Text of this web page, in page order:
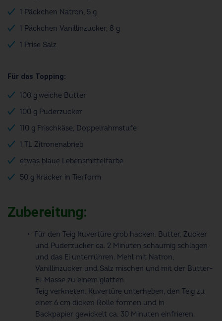
1 Päckchen Natron, 5 g
1 Päckchen Vanillinzucker, 8 g
1 Prise Salz
Für das Topping:
100 g weiche Butter
100 g Puderzucker
110 g Frischkäse, Doppelrahmstufe
1 TL Zitronenabrieb
etwas blaue Lebensmittelfarbe
50 g Kräcker in Tierform
Zubereitung:
Für den Teig Kuvertüre grob hacken. Butter, Zucker
und Puderzucker ca. 2 Minuten schaumig schlagen
und das Ei unterrühren. Mehl mit Natron,
Vanillinzucker und Salz mischen und mit der Butter-
Ei-Masse zu einem glatten
Teig verkneten. Kuvertüre unterheben, den Teig zu
einer 6 cm dicken Rolle formen und in
Backpapier gewickelt ca. 30 Minuten einfrieren.